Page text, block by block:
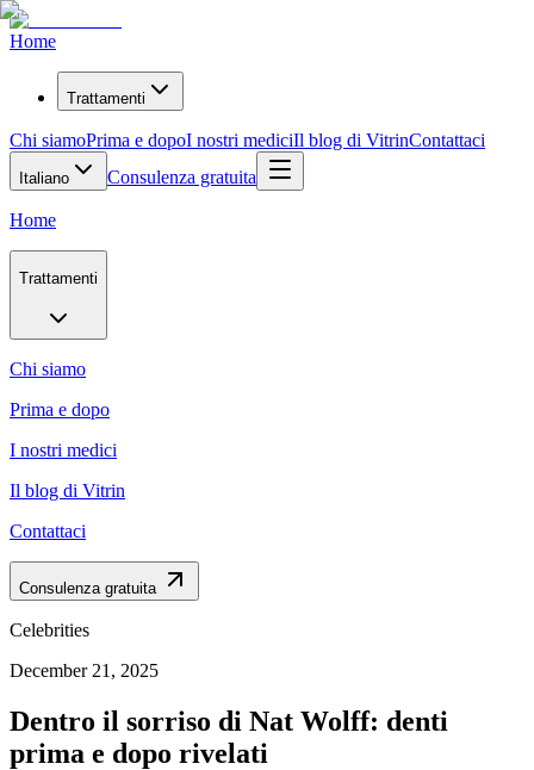
Home
Trattamenti
Chi siamoPrima e dopoI nostri mediciIl blog di VitrinContattaci
Italiano Consulenza gratuita
Home
Trattamenti
Chi siamo
Prima e dopo
I nostri medici
Il blog di Vitrin
Contattaci
Consulenza gratuita
Celebrities
December 21, 2025
Dentro il sorriso di Nat Wolff: denti
prima e dopo rivelati